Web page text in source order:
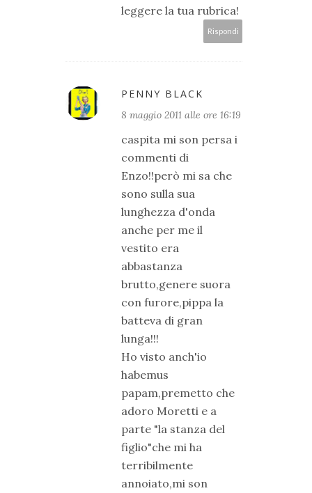
leggere la tua rubrica!
Rispondi
PENNY BLACK
8 maggio 2011 alle ore 16:19
caspita mi son persa i
commenti di
Enzo!!però mi sa che
sono sulla sua
lunghezza d'onda
anche per me il
vestito era
abbastanza
brutto,genere suora
con furore,pippa la
batteva di gran
lunga!!!
Ho visto anch'io
habemus
papam,premetto che
adoro Moretti e a
parte "la stanza del
figlio"che mi ha
terribilmente
annoiato,mi son